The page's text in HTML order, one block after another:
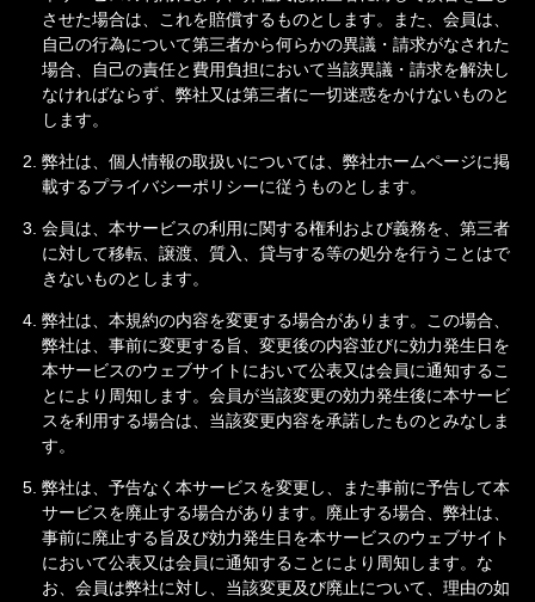
させた場合は、これを賠償するものとします。また、会員は、
自己の行為について第三者から何らかの異議・請求がなされた
場合、自己の責任と費用負担において当該異議・請求を解決し
なければならず、弊社又は第三者に一切迷惑をかけないものと
します。
弊社は、個人情報の取扱いについては、弊社ホームページに掲
載するプライバシーポリシーに従うものとします。
会員は、本サービスの利用に関する権利および義務を、第三者
に対して移転、譲渡、質入、貸与する等の処分を行うことはで
きないものとします。
弊社は、本規約の内容を変更する場合があります。この場合、
弊社は、事前に変更する旨、変更後の内容並びに効力発生日を
本サービスのウェブサイトにおいて公表又は会員に通知するこ
とにより周知します。会員が当該変更の効力発生後に本サービ
スを利用する場合は、当該変更内容を承諾したものとみなしま
す。
弊社は、予告なく本サービスを変更し、また事前に予告して本
サービスを廃止する場合があります。廃止する場合、弊社は、
事前に廃止する旨及び効力発生日を本サービスのウェブサイト
において公表又は会員に通知することにより周知します。な
お、会員は弊社に対し、当該変更及び廃止について、理由の如